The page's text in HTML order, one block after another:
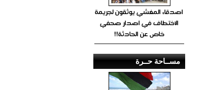
اصدقاء المغشي يوثقون لجريمة
الاختطاف في اصدار صحفي
خاص عن الحادثة!!
مســاحة حــرة